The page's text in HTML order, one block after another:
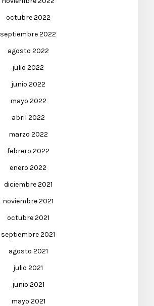
octubre 2022
septiembre 2022
agosto 2022
julio 2022
junio 2022
mayo 2022
abril 2022
marzo 2022
febrero 2022
enero 2022
diciembre 2021
noviembre 2021
octubre 2021
septiembre 2021
agosto 2021
julio 2021
junio 2021
mayo 2021